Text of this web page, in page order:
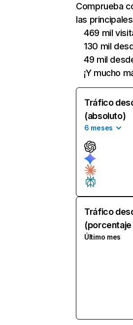
Comprueba
las
469 mil
130 mil
49 mil
¡Y mucho
Tráfico
(absoluto)
6 meses
Tráfico
Último mes